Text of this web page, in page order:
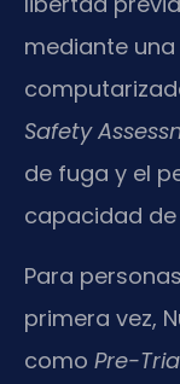
mediante
Safety
de fuga y el
capacidad
Para
primera vez,
como Pre-